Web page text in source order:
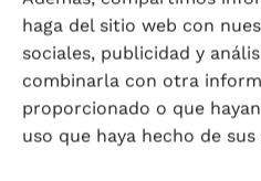
haga del sitio web con
sociales, publicidad y
combinarla con otra
proporcionado o que
uso que haya hecho de sus